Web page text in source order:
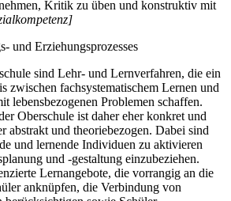
Kritik zu üben und konstruktiv mit
und Erziehungsprozesses
sind Lehr- und Lernverfahren, die ein
zwischen fachsystematischem Lernen und
lebensbezogenen Problemen schaffen.
Oberschule ist daher eher konkret und
abstrakt und theoriebezogen. Dabei sind
und lernende Individuen zu aktivieren
und -gestaltung einzubeziehen.
Lernangebote, die vorrangig an die
anknüpfen, die Verbindung von